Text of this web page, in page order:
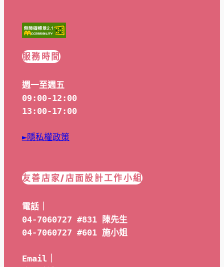
服務時間
週一至週五
09:00-12:00
13:00-17:00
►隱私權政策
友善店家/店面設計工作小組
電話｜
04-7060727 #831 陳先生
04-7060727 #601 施小姐
Email｜